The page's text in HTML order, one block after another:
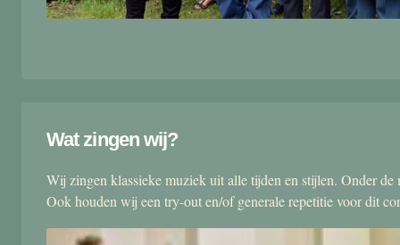
Wat zingen wij?
Wij zingen klassieke muziek uit alle tijden en stijlen. Onder
Ook houden wij een try-out en/of generale repetitie voor dit